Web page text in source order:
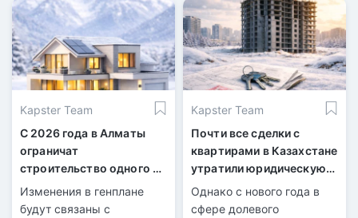
Kapster Team
С 2026 года в Алматы
ограничат
строительство одного из
классов жилья
Изменения в генплане
будут связаны с
Kapster Team
Почти все сделки с
квартирами в Казахстане
утратили юридическую
силу
Однако с нового года в
сфере долевого